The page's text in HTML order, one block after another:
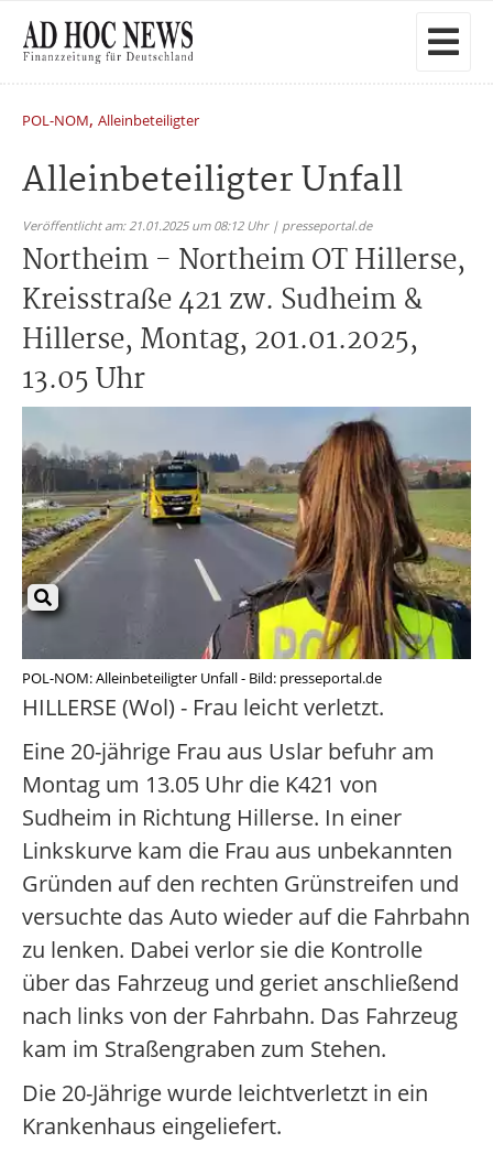
POL-NOM, Alleinbeteiligter
Alleinbeteiligter Unfall
Veröffentlicht am: 21.01.2025 um 08:12 Uhr | presseportal.de
Northeim - Northeim OT Hillerse,
Kreisstraße 421 zw. Sudheim &
Hillerse, Montag, 201.01.2025,
13.05 Uhr
POL-NOM: Alleinbeteiligter Unfall - Bild: presseportal.de
HILLERSE (Wol) - Frau leicht verletzt.
Eine 20-jährige Frau aus Uslar befuhr am
Montag um 13.05 Uhr die K421 von
Sudheim in Richtung Hillerse. In einer
Linkskurve kam die Frau aus unbekannten
Gründen auf den rechten Grünstreifen und
versuchte das Auto wieder auf die Fahrbahn
zu lenken. Dabei verlor sie die Kontrolle
über das Fahrzeug und geriet anschließend
nach links von der Fahrbahn. Das Fahrzeug
kam im Straßengraben zum Stehen.
Die 20-Jährige wurde leichtverletzt in ein
Krankenhaus eingeliefert.